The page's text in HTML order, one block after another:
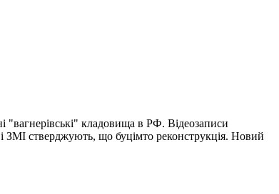
"вагнерівські" кладовища в РФ. Відеозаписи
ЗМІ стверджують, що буцімто реконструкція. Новий